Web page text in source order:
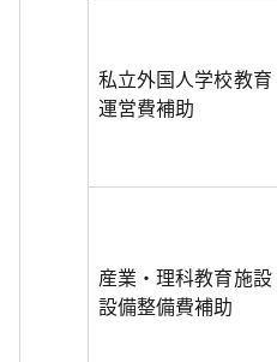
私立外国人学校教育
運営費補助
産業・理科教育施設
設備整備費補助